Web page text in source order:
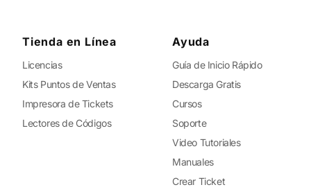
Tienda en Línea
Licencias
Kits Puntos de Ventas
Impresora de Tickets
Lectores de Códigos
Ayuda
Guía de Inicio Rápido
Descarga Gratis
Cursos
Soporte
Video Tutoriales
Manuales
Crear Ticket